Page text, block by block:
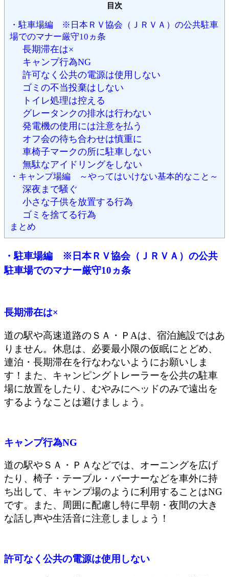
目次
・駐車場編 ※日本ＲＶ協会（ＪＲＶＡ）の公共駐車
場でのマナー厳守10ヵ条
長期滞在は×
キャンプ行為NG
許可なく公共の電源は使用しない
ゴミの不当投棄はしない
トイレ処理は控える
グレータンクの排水は行わない
発電機の使用には注意を払う
オフ会の待ち合わせは慎重に
車椅子マークの所に駐車しない
無駄なアイドリングをしない
・キャンプ場編 ～やってはいけない基本的なこと～
深夜まで騒ぐ
小さな子供を放置する行為
ゴミを捨てる行為
まとめ
・駐車場編 ※日本ＲＶ協会（ＪＲＶＡ）の公共
駐車場でのマナー厳守10ヵ条
長期滞在は×
道の駅や高速道路のＳＡ・ＰАは、宿泊施設ではあ
りません。休息は、必要最小限の仮眠にとどめ、
連泊・長期滞在を行なわないようにお願いしま
す！また、キャンピングトレーラーを公共の駐車
場に放置をしたり、むやみにヘッドのみで遠出を
するようなことは避けましょう。
キャンプ行為NG
道の駅やＳＡ・ＰＡなどでは、オーニングを広げ
たり、椅子・テーブル・バーナーなどを車外に持
ち出して、キャンプ場のように利用することはNG
です。また、周囲に配慮し特に早朝・夜間の大き
な話し声や生活音に注意しましょう！
許可なく公共の電源は使用しない